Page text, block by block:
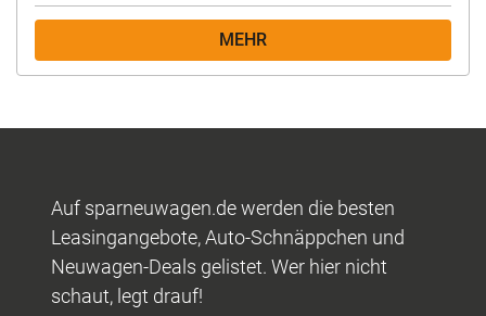
MEHR
Auf sparneuwagen.de werden die besten
Leasingangebote, Auto-Schnäppchen und
Neuwagen-Deals gelistet. Wer hier nicht
schaut, legt drauf!